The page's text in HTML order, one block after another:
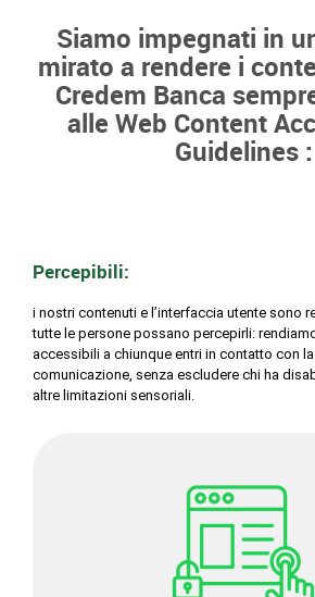
Siamo impegnati in
mirato a rendere i
Credem Banca
alle Web Content
Guidelines :
Percepibili:
i nostri contenuti e l’interfaccia utente sono
tutte le persone possano percepirli:
accessibili a chiunque entri in contatto con
comunicazione, senza escludere chi ha
altre limitazioni sensoriali.